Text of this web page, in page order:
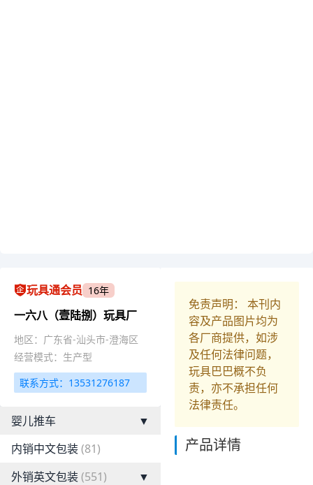
玩具通会员 16年
一六八（壹陆捌）玩具厂
地区：广东省-汕头市-澄海区
经营模式：生产型
联系方式：13531276187
婴儿推车
▼
内销中文包装(81)
外销英文包装(551)
▼
免责声明： 本刊内
容及产品图片均为
各厂商提供，如涉
及任何法律问题，
玩具巴巴概不负
责，亦不承担任何
法律责任。
产品详情